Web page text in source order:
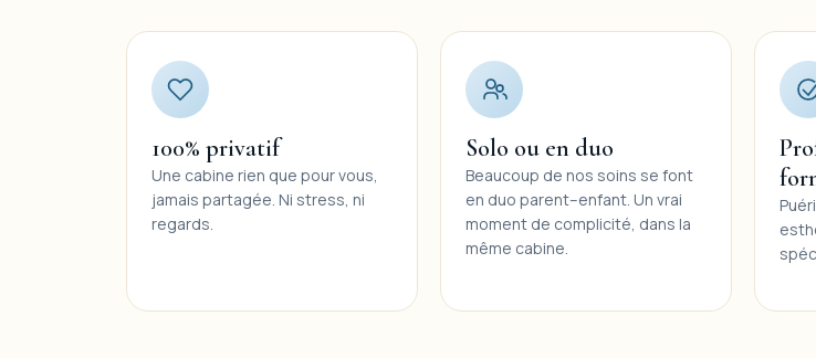
100% privatif
Une cabine rien que pour vous,
jamais partagée. Ni stress, ni
regards.
Solo ou en duo
Beaucoup de nos soins se font
en duo parent–enfant. Un vrai
moment de complicité, dans la
même cabine.